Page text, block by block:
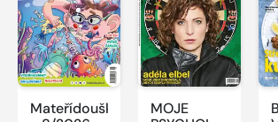
Mateřídouška
MOJE